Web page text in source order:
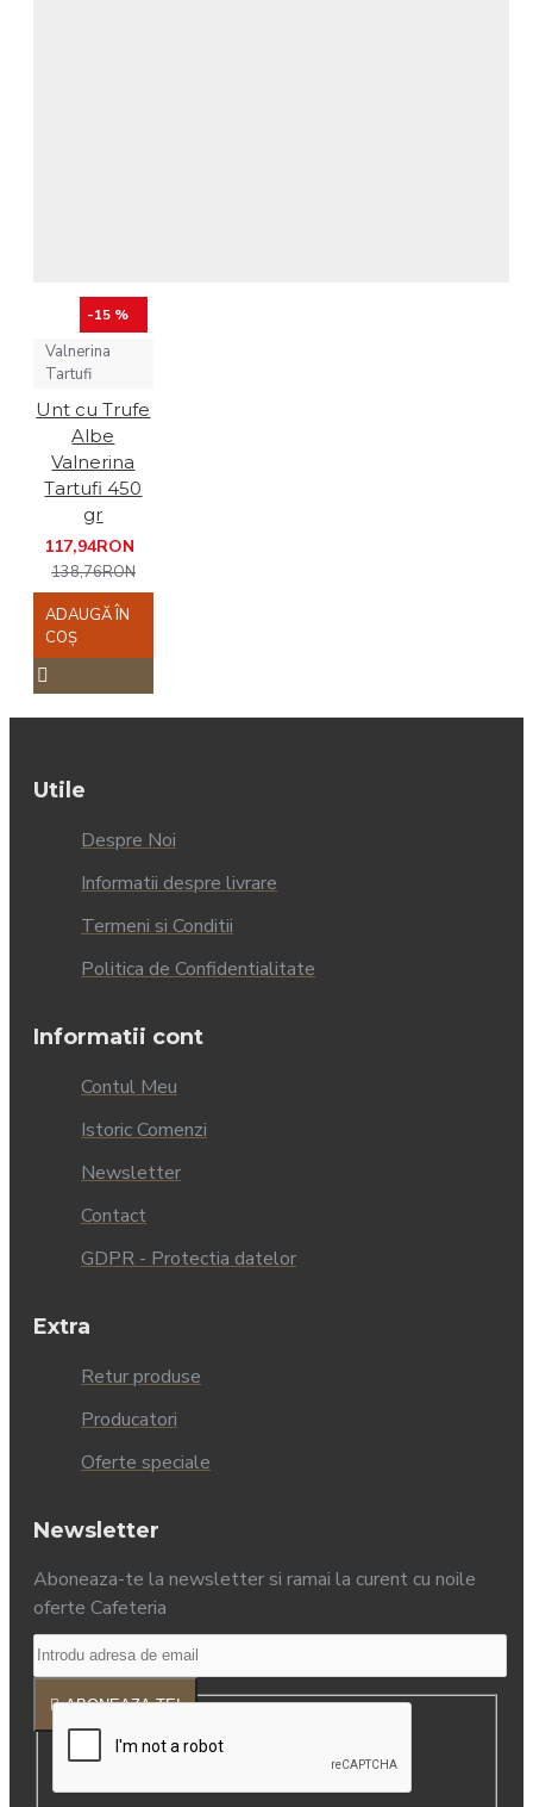
-15 %
Valnerina
Tartufi
Unt cu Trufe
Albe
Valnerina
Tartufi 450
gr
117,94RON
138,76RON
ADAUGĂ ÎN
COŞ
Utile
Despre Noi
Informatii despre livrare
Termeni si Conditii
Politica de Confidentialitate
Informatii cont
Contul Meu
Istoric Comenzi
Newsletter
Contact
GDPR - Protectia datelor
Extra
Retur produse
Producatori
Oferte speciale
Newsletter
Aboneaza-te la newsletter si ramai la curent cu noile
oferte Cafeteria
ABONEAZA-TE!